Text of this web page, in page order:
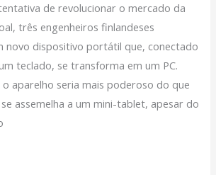
de revolucionar o mercado da
três engenheiros finlandeses
novo dispositivo portátil que, conectado
teclado, se transforma em um PC.
o aparelho seria mais poderoso do que
assemelha a um mini-tablet, apesar do